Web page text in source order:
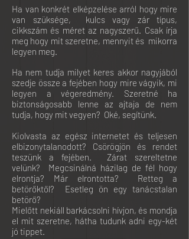
Ha van konkrét elképzelése arról hogy mire
van szüksége, kulcs vagy zár típus,
cikkszám és méret az nagyszerű. Csak írja
meg hogy mit szeretne, mennyit és mikorra
legyen meg.
Ha nem tudja milyet keres akkor nagyjából
szedje össze a fejében hogy mire vágyik, mi
legyen a végeredmény. Szeretné ha
biztonságosabb lenne az ajtaja de nem
tudja, hogy mit vegyen? Oké, segítünk.
Kiolvasta az egész internetet és teljesen
elbizonytalanodott? Csörögjön és rendet
teszünk a fejében. Zárat szereltetne
velünk? Megcsinálná házilag de fél hogy
elrontja? Már elrontotta? Retteg a
betörőktől? Esetleg ön egy tanácstalan
betörő?
Mielőtt nekiáll barkácsolni hívjon, és mondja
el mit szeretne, hátha tudunk adni egy-két
jó tippet.